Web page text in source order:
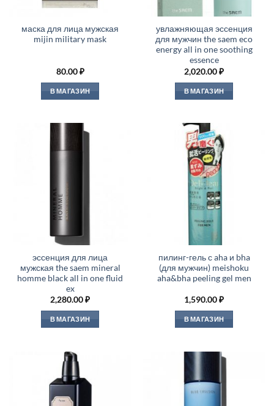
маска для лица мужская
mijin military mask
80.00₽
В МАГАЗИН
увлажняющая эссенция
для мужчин the saem eco
energy all in one soothing
essence
2,020.00₽
В МАГАЗИН
эссенция для лица
мужская the saem mineral
homme black all in one fluid
ex
2,280.00₽
В МАГАЗИН
пилинг-гель с aha и bha
(для мужчин) meishoku
aha&bha peeling gel men
1,590.00₽
В МАГАЗИН